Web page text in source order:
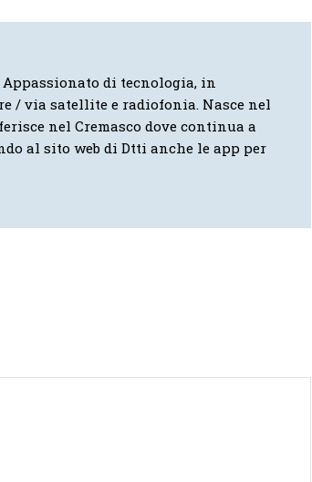
di tecnologia, in
/ via satellite e radiofonia. Nasce nel
nel Cremasco dove continua a
al sito web di Dtti anche le app per